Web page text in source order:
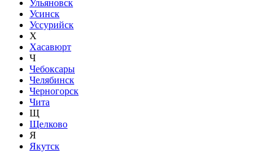
Ульяновск
Усинск
Уссурийск
Х
Хасавюрт
Ч
Чебоксары
Челябинск
Черногорск
Чита
Щ
Щелково
Я
Якутск